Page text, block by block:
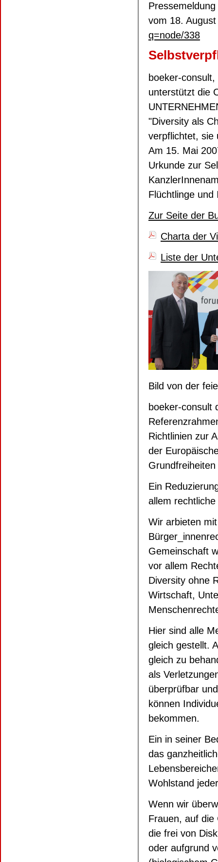
vom 18.
q=node/338
boeker-
unterstützt die
"Diversity als
verpflichtet, sie
Am 15. Mai
Urkunde zur
Flüchtlinge
Zur Seite der
Charta der
Liste der
Bild von der
boeker-consult
Richtlinien zur
der
Ein
allem
Wir arbieten
Gemeinschaft
vor allem
Diversity ohne
Wirtschaft,
Hier sind alle
gleich gestellt.
gleich zu
als
überprüfbar
können
bekommen.
Ein in seiner
das
Wohlstand
Wenn wir
Frauen, auf die
die frei von
oder aufgrund